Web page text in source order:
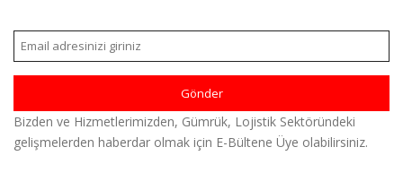
Bizden ve Hizmetlerimizden, Gümrük, Lojistik Sektöründeki
gelişmelerden haberdar olmak için E-Bültene Üye olabilirsiniz.